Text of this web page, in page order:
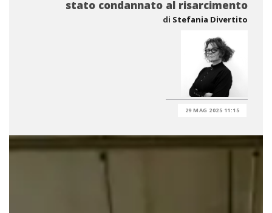
stato condannato al risarcimento
di Stefania Divertito
29 MAG 2025 11:15